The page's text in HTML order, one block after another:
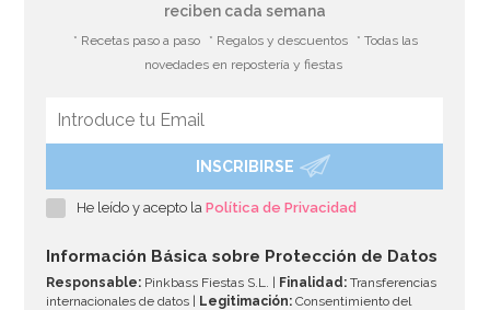
Cápsulas para Cupcakes Minnie Mouse
reciben cada semana
* Recetas paso a paso * Regalos y descuentos
* Todas las
novedades en repostería y fiestas
INSCRIBIRSE
He leído y acepto laPolítica de Privacidad
Información Básica sobre Protección de Datos
Responsable: Pinkbass Fiestas S.L. | Finalidad: Transferencias
internacionales de datos |
Legitimación: Consentimiento del